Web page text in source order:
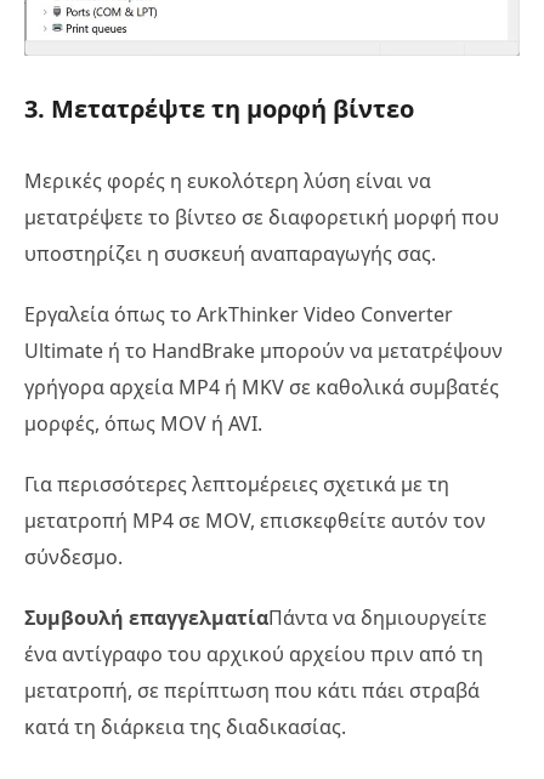
3. Μετατρέψτε τη μορφή βίντεο
Μερικές φορές η ευκολότερη λύση είναι να
μετατρέψετε το βίντεο σε διαφορετική μορφή που
υποστηρίζει η συσκευή αναπαραγωγής σας.
Εργαλεία όπως το ArkThinker Video Converter
Ultimate ή το HandBrake μπορούν να μετατρέψουν
γρήγορα αρχεία MP4 ή MKV σε καθολικά συμβατές
μορφές, όπως MOV ή AVI.
Για περισσότερες λεπτομέρειες σχετικά με τη
μετατροπή MP4 σε MOV, επισκεφθείτε αυτόν τον
σύνδεσμο.
Συμβουλή επαγγελματίαΠάντα να δημιουργείτε
ένα αντίγραφο του αρχικού αρχείου πριν από τη
μετατροπή, σε περίπτωση που κάτι πάει στραβά
κατά τη διάρκεια της διαδικασίας.